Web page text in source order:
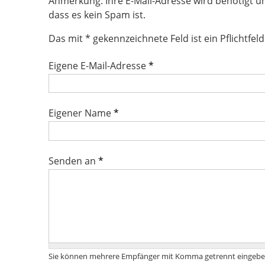
dass es kein Spam ist.
Das mit * gekennzeichnete Feld ist ein
Eigene E-Mail-Adresse*
Eigener Name*
Senden an *
Sie können mehrere Empfänger mit Komma getrennt